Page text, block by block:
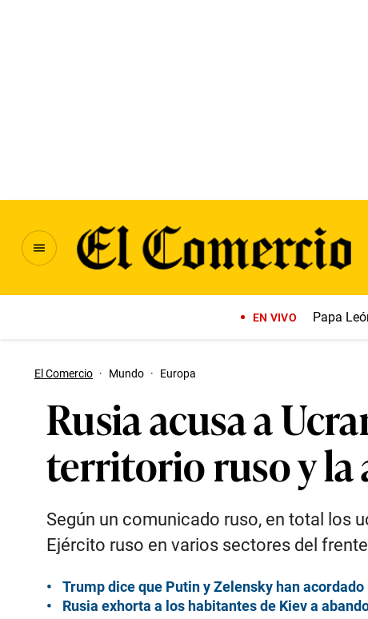
EN VIVO Papa
El Comercio · Mundo · Europa
Rusia acusa a
territorio ruso y la
Según un comunicado ruso, en total los
Ejército ruso en varios sectores del
Trump dice que Putin y Zelensky han
Rusia exhorta a los habitantes de Kiev a